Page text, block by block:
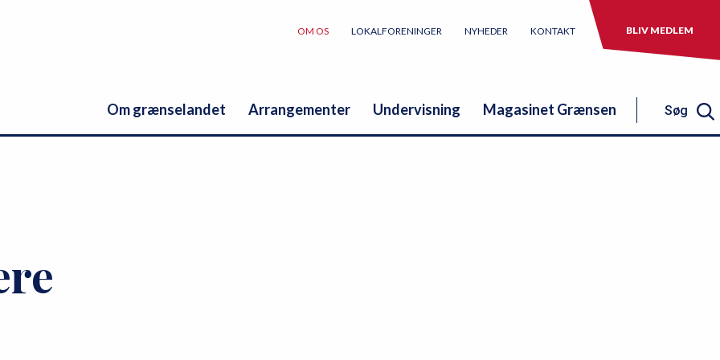
OM OS LOKALFORENINGER NYHEDER KONTAKT BLIV MEDLEM
Om grænselandet Arrangementer Undervisning Magasinet Grænsen Søg